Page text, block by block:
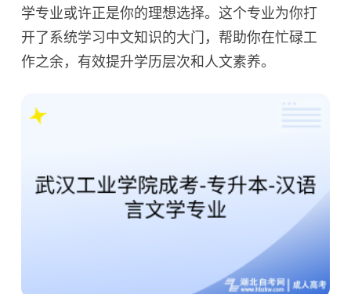
学专业或许正是你的理想选择。这个专业为你打
开了系统学习中文知识的大门，帮助你在忙碌工
作之余，有效提升学历层次和人文素养。